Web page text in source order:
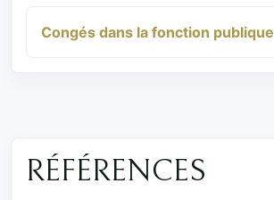
Congés dans la fonction publique
RÉFÉRENCES